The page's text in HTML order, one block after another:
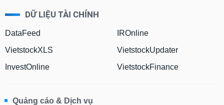
DỮ LIỆU TÀI CHÍNH
DataFeed
VietstockXLS
InvestOnline
IROnline
VietstockUpdater
VietstockFinance
Quảng cáo & Dịch vụ